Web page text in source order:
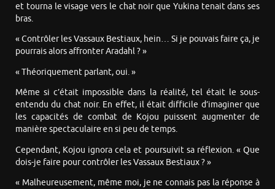
et tourna le visage vers le chat noir que Yukina tenait dans ses
bras.
« Contrôler les Vassaux Bestiaux, hein… Si je pouvais faire ça, je
pourrais alors affronter Aradahl ? »
« Théoriquement parlant, oui. »
Même si c’était impossible dans la réalité, tel était le sous-
entendu du chat noir. En effet, il était difficile d’imaginer que
les capacités de combat de Kojou puissent augmenter de
manière spectaculaire en si peu de temps.
Cependant, Kojou ignora cela et poursuivit sa réflexion. « Que
dois-je faire pour contrôler les Vassaux Bestiaux ? »
« Malheureusement, même moi, je ne connais pas la réponse à